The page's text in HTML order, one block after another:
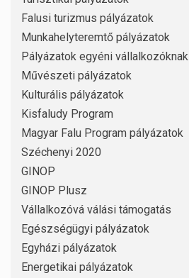
Falusi turizmus pályázatok
Munkahelyteremtő pályázatok
Pályázatok egyéni vállalkozóknak
Művészeti pályázatok
Kulturális pályázatok
Kisfaludy Program
Magyar Falu Program pályázatok
Széchenyi 2020
GINOP
GINOP Plusz
Vállalkozóvá válási támogatás
Egészségügyi pályázatok
Egyházi pályázatok
Energetikai pályázatok